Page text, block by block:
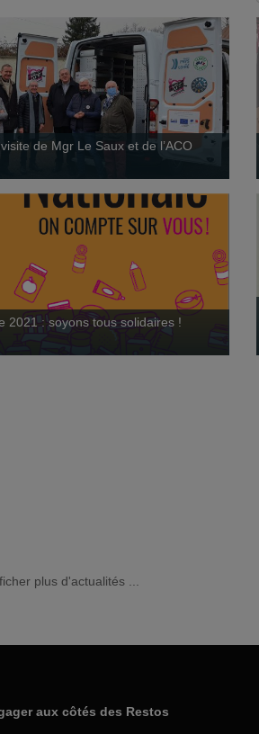
de Mgr Le Saux et de l’ACO
2021 : soyons tous solidaires !
2021 : soyons tous solidaires !
plus d'actualités ...
aux côtés des Restos